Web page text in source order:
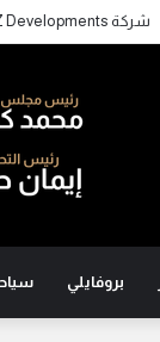
بروفايلي